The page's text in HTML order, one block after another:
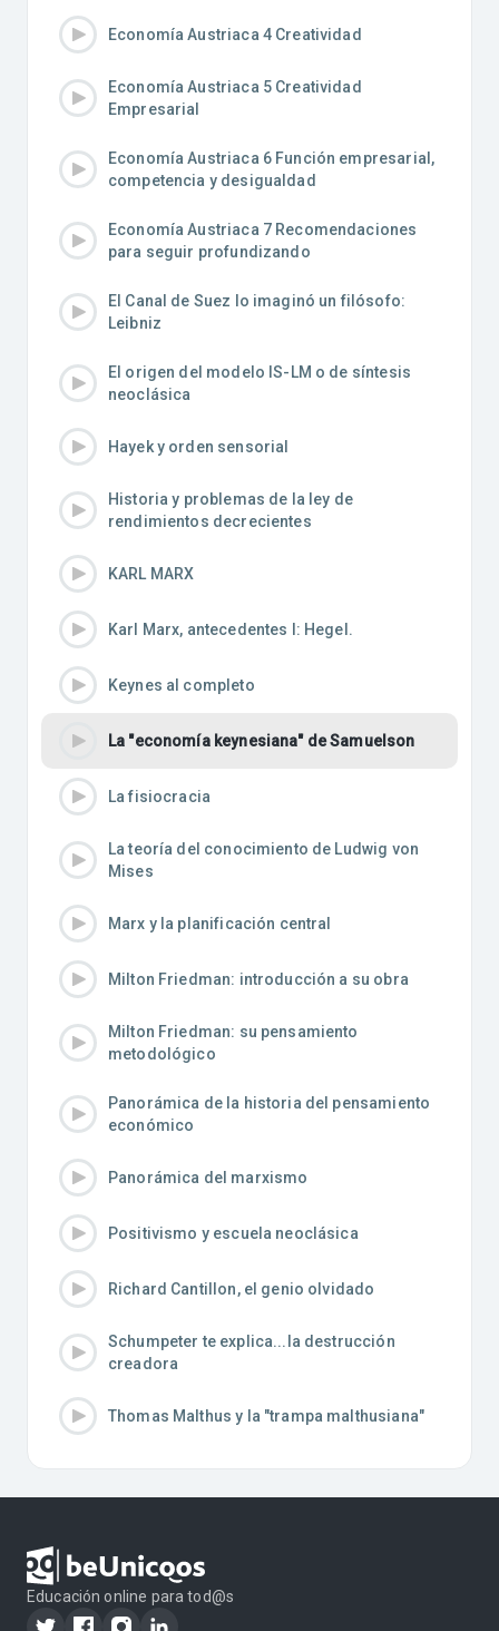
Economía Austriaca 4 Creatividad
Economía Austriaca 5 Creatividad
Empresarial
Economía Austriaca 6 Función empresarial,
competencia y desigualdad
Economía Austriaca 7 Recomendaciones
para seguir profundizando
El Canal de Suez lo imaginó un filósofo:
Leibniz
El origen del modelo IS-LM o de síntesis
neoclásica
Hayek y orden sensorial
Historia y problemas de la ley de
rendimientos decrecientes
KARL MARX
Karl Marx, antecedentes I: Hegel.
Keynes al completo
La "economía keynesiana" de Samuelson
La fisiocracia
La teoría del conocimiento de Ludwig von
Mises
Marx y la planificación central
Milton Friedman: introducción a su obra
Milton Friedman: su pensamiento
metodológico
Panorámica de la historia del pensamiento
económico
Panorámica del marxismo
Positivismo y escuela neoclásica
Richard Cantillon, el genio olvidado
Schumpeter te explica...la destrucción
creadora
Thomas Malthus y la "trampa malthusiana"
Educación online para tod@s